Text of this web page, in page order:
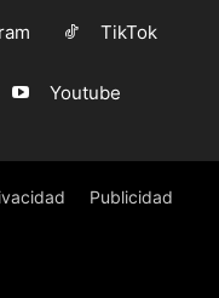
TikTok
Youtube
Publicidad